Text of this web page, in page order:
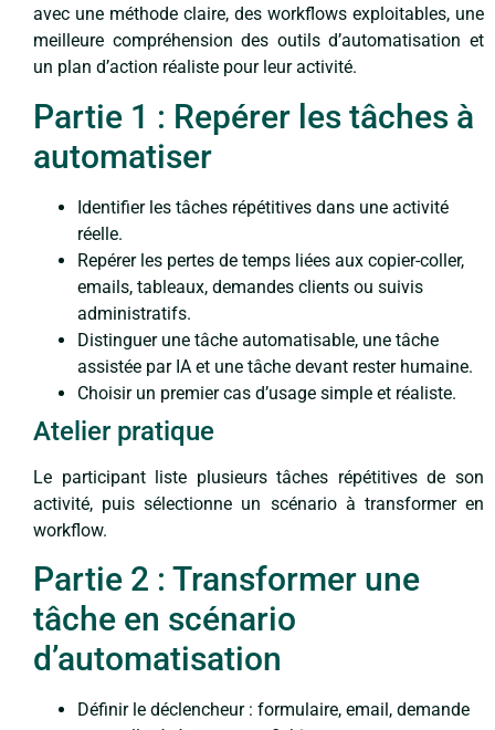
avec une méthode claire, des workflows exploitables, une
meilleure compréhension des outils d’automatisation et
un plan d’action réaliste pour leur activité.
Partie 1 : Repérer les tâches à
automatiser
Identifier les tâches répétitives dans une activité
réelle.
Repérer les pertes de temps liées aux copier-coller,
emails, tableaux, demandes clients ou suivis
administratifs.
Distinguer une tâche automatisable, une tâche
assistée par IA et une tâche devant rester humaine.
Choisir un premier cas d’usage simple et réaliste.
Atelier pratique
Le participant liste plusieurs tâches répétitives de son
activité, puis sélectionne un scénario à transformer en
workflow.
Partie 2 : Transformer une
tâche en scénario
d’automatisation
Définir le déclencheur : formulaire, email, demande